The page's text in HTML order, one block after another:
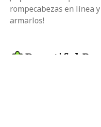
rompecabezas en línea
armarlos!
Beautiful